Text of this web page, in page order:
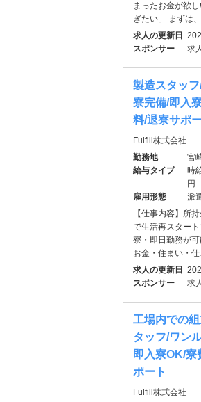
まったお金が欲
ぎたい」 まずは
求人の更新日
スポンサー
求
製造スタッ
寮完備/即入
料/退寮サポ
Fulfill株式会社
勤務地
宮
給与タイプ
時
円
雇用形態
派
【仕事内容】所
で生活再スター
寮・即日勤務が
お金・住まい・
求人の更新日
スポンサー
求
工場内での
タッフ/ワン
即入寮OK/寮
ポート
Fulfill株式会社